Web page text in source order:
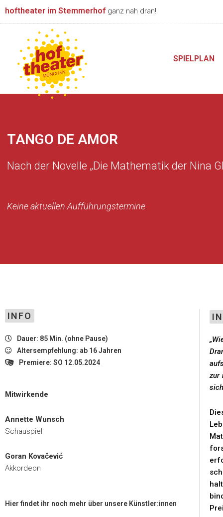
Zum
hoftheater im Stemmerhof ganz nah dran!
SPIELPLAN
TANGO DE AMOR
Nach der Novelle „Die Mathematik der Nina
Keine aktuellen Aufführungstermine
INFO
Dauer: 85 Min. (ohne Pause)
Altersempfehlung: ab 16 Jahren
Premiere: SO 12.05.2024
Mitwirkende
Annette Wunsch
Schauspiel
Goran Kovačević
Akkordeon
Hier findet ihr noch mehr über unsere Künstler:innen
zur